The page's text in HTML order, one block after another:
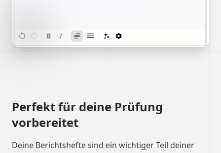
Perfekt für deine Prüfung
vorbereitet
Deine Berichtshefte sind ein wichtiger Teil deiner